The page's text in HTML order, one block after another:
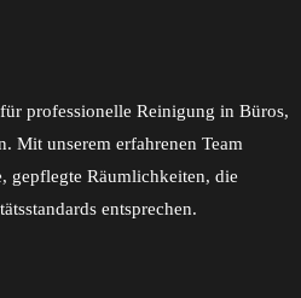
professionelle Reinigung in Büros,
Mit unserem erfahrenen Team
gepflegte Räumlichkeiten, die
entsprechen.